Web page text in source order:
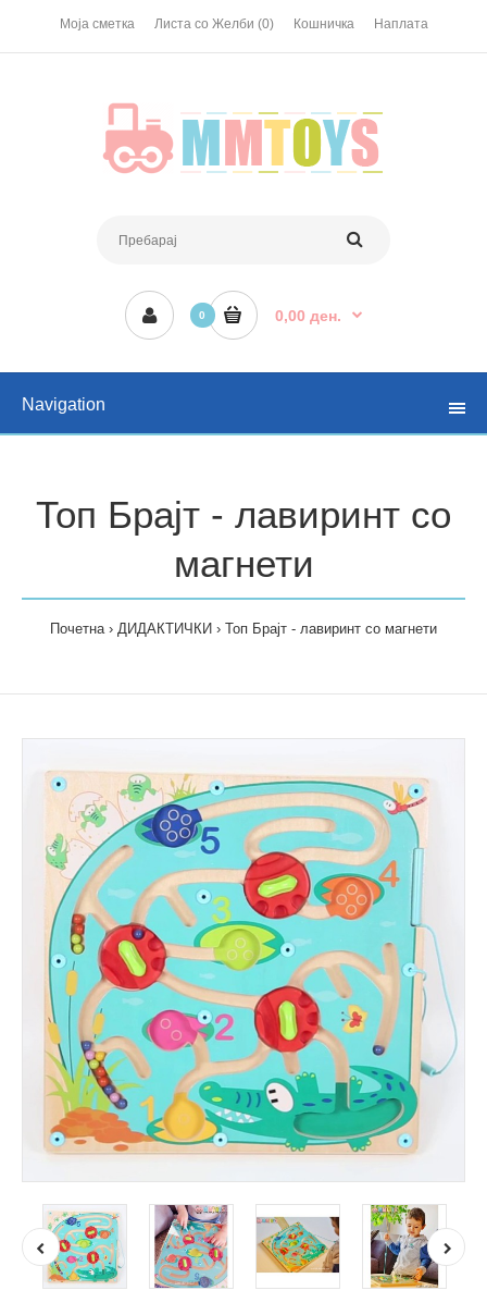
Моја сметка Листа со Желби (0) Кошничка Наплата
0 0,00 ден.
Navigation
Топ Брајт - лавиринт со
магнети
Почетна ДИДАКТИЧКИ Топ Брајт - лавиринт со магнети